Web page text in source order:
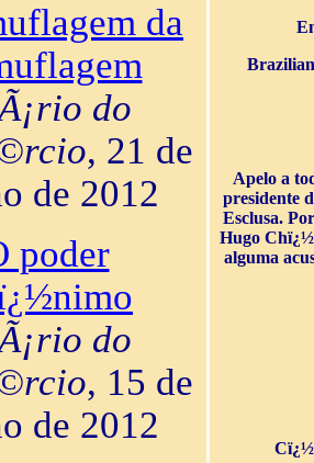
da
do
, 21 de
de 2012
poder
do
, 15 de
de 2012
Apelo a
presidente
Esclusa.
Hugo
alguma